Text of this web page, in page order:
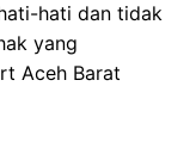
hati dan tidak
yang
Aceh Barat